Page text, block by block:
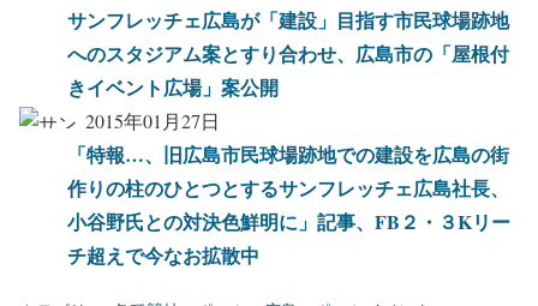
サンフレッチェ広島が「建設」目指す市民球場跡地
へのスタジアム案とすり合わせ、広島市の「屋根付
きイベント広場」案公開
2015年01月27日
「特報…、旧広島市民球場跡地での建設を広島の街
作りの柱のひとつとするサンフレッチェ広島社長、
小谷野氏との対決色鮮明に」記事、FB２・３Kリー
チ超えで今なお拡散中